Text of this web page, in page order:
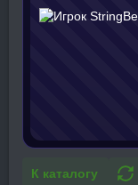
К каталогу